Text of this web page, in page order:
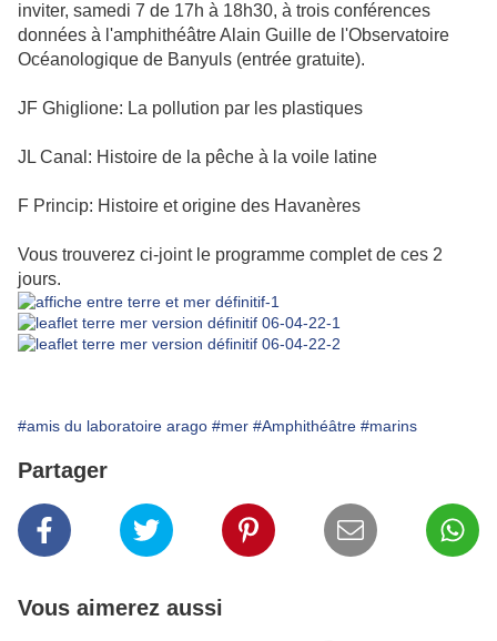
inviter, samedi 7 de 17h à 18h30, à trois conférences
données à l'amphithéâtre Alain Guille de l'Observatoire
Océanologique de Banyuls (entrée gratuite).
JF Ghiglione: La pollution par les plastiques
JL Canal: Histoire de la pêche à la voile latine
F Princip: Histoire et origine des Havanères
Vous trouverez ci-joint le programme complet de ces 2
jours.
#amis du laboratoire arago #mer #Amphithéâtre #marins
Partager
Vous aimerez aussi